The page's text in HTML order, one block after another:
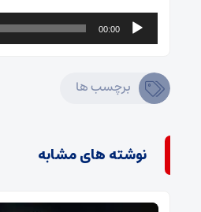
پخش‌کننده
صوت
00:00
برچسب ها
نوشته های مشابه